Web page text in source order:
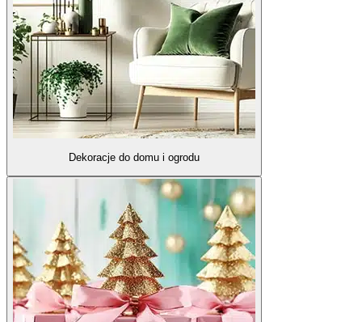
Dekoracje do domu i ogrodu